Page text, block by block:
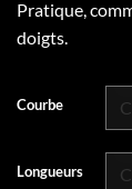
Pratique,
doigts.
Courbe
Longueurs